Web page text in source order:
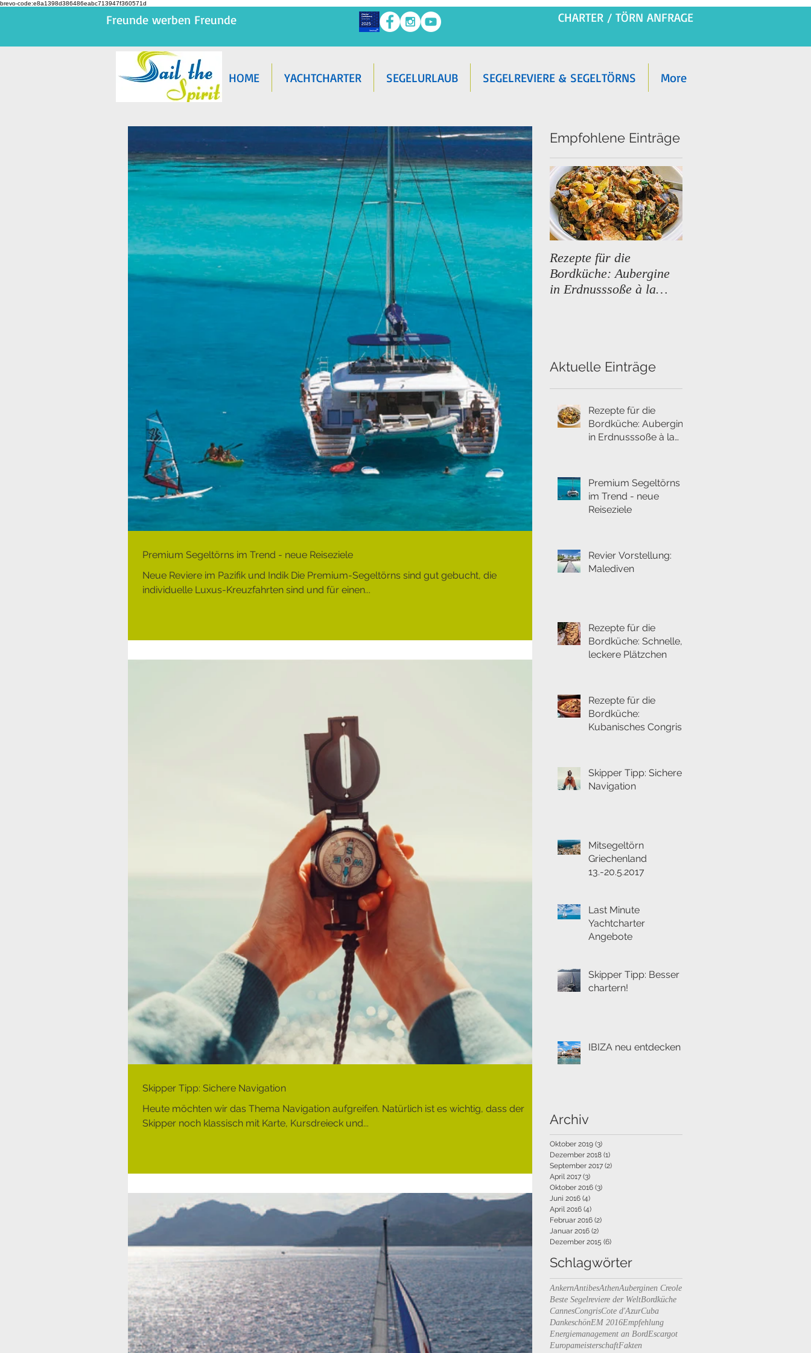
brevo-code:e8a1398d386486eabc713947f360571d
Freunde werben Freunde CHARTER / TÖRN ANFRAGE
HOME YACHTCHARTER SEGELURLAUB SEGELREVIERE & SEGELTÖRNS More
Premium Segeltörns im Trend - neue Reiseziele
Neue Reviere im Pazifik und Indik Die Premium-Segeltörns sind gut gebucht, die
individuelle Luxus-Kreuzfahrten sind und für einen...
Skipper Tipp: Sichere Navigation
Heute möchten wir das Thema Navigation aufgreifen. Natürlich ist es wichtig, dass der
Skipper noch klassisch mit Karte, Kursdreieck und...
Empfohlene Einträge
Rezepte für die
Bordküche: Aubergine
in Erdnusssoße à la
Aktuelle Einträge
Rezepte für die
Bordküche: Aubergine
in Erdnusssoße à la
Premium Segeltörns
im Trend - neue
Reiseziele
Revier Vorstellung:
Malediven
Rezepte für die
Bordküche: Schnelle,
leckere Plätzchen
Rezepte für die
Bordküche:
Kubanisches Congris
Skipper Tipp: Sichere
Navigation
Mitsegeltörn
Griechenland
13.-20.5.2017
Last Minute
Yachtcharter
Angebote
Skipper Tipp: Besser
chartern!
IBIZA neu entdecken
Archiv
Oktober 2019 (3)
Dezember 2018 (1)
September 2017 (2)
April 2017 (3)
Oktober 2016 (3)
Juni 2016 (4)
April 2016 (4)
Februar 2016 (2)
Januar 2016 (2)
Dezember 2015 (6)
Schlagwörter
AnkernAntibesAthenAuberginen Creole
Beste Segelreviere der WeltBordküche
CannesCongrisCote d'AzurCuba
DankeschönEM 2016Empfehlung
Energiemanagement an BordEscargot
EuropameisterschaftFakten